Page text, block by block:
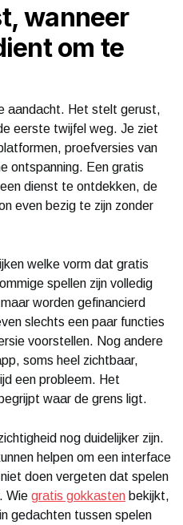
wanneer
om te
aandacht. Het stelt gerust,
eerste twijfel weg. Je ziet
proefversies van
ontspanning. Een gratis
dienst te ontdekken, de
even bezig te zijn zonder
welke vorm dat gratis
spellen zijn volledig
worden gefinancierd
slechts een paar functies
voorstellen. Nog andere
soms heel zichtbaar,
een probleem. Het
waar de grens ligt.
nog duidelijker zijn.
helpen om een interface
doen vergeten dat spelen
Wie gratis gokkasten bekijkt,
gedachten tussen spelen